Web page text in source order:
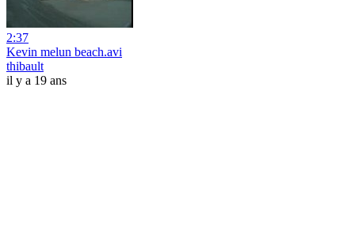
2:37
Kevin melun beach.avi
thibault
il y a 19 ans